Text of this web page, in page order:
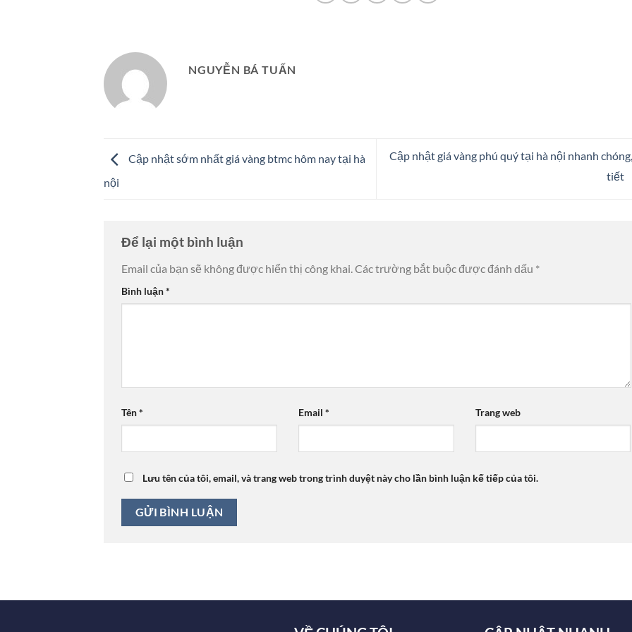
NGUYỄN BÁ TUẤN
Cập nhật sớm nhất giá vàng btmc hôm nay tại hà
nội
Cập nhật giá vàng phú quý tại hà nội nhanh
tiết
Để lại một bình luận
Email của bạn sẽ không được hiển thị công khai.Các trường bắt buộc được đánh dấu *
Bình luận*
Tên* Email * Trang web
Lưu tên của tôi, email, và trang web trong trình duyệt này cho lần bình luận kế tiếp của tôi.